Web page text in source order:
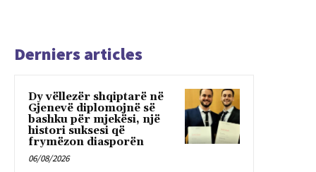
Derniers articles
Dy vëllezër shqiptarë në
Gjenevë diplomojnë së
bashku për mjekësi, një
histori suksesi që
frymëzon diasporën
06/08/2026